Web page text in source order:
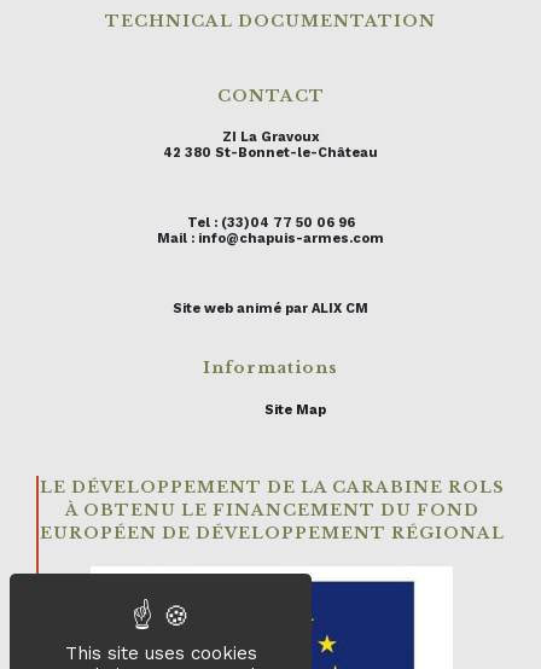
TECHNICAL DOCUMENTATION
CONTACT
ZI La Gravoux
42 380 St-Bonnet-le-Château
Tel : (33)04 77 50 06 96
Mail : info@chapuis-armes.com
Site web animé par ALIX CM
Informations
Site Map
LE DÉVELOPPEMENT DE LA CARABINE ROLS
À OBTENU LE FINANCEMENT DU FOND
EUROPÉEN DE DÉVELOPPEMENT RÉGIONAL
This site uses cookies